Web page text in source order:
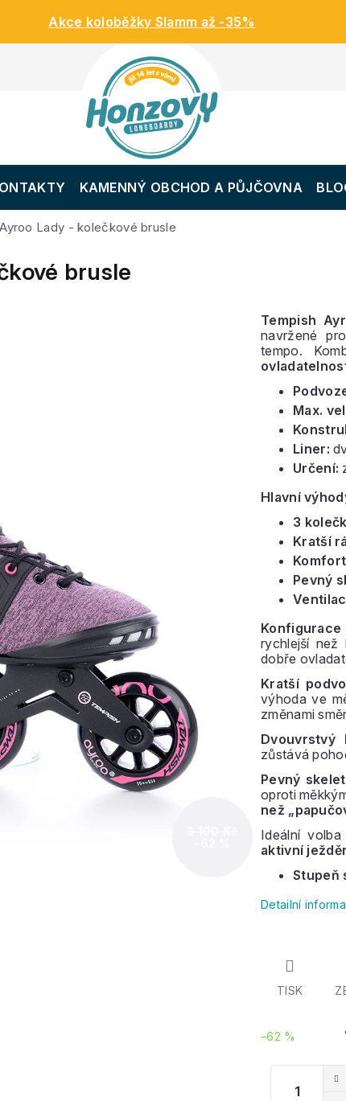
Akce koloběžky Slamm až -35%
KAMENNÝ OBCHOD A PŮJČOVNA
Lady - kolečkové brusle
brusle
–62 %
Tempish
navržené
tempo.
Max.
Liner:
Určení:
Hlavní
3
Kratší
Pevný
rychlejší než
dobře
Kratší
výhoda ve
změnami
Dvouvrstvý
zůstává
Pevný skelet
oproti
než
Ideální
aktivní
Stupeň
Detailní
TISK